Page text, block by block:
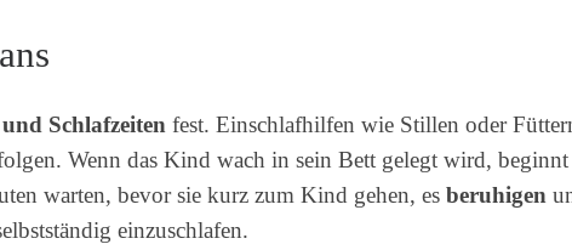
und Schlafzeiten fest. Einschlafhilfen wie Stillen oder
Wenn das Kind wach in sein Bett gelegt wird,
warten, bevor sie kurz zum Kind gehen, es beruhigen
einzuschlafen.